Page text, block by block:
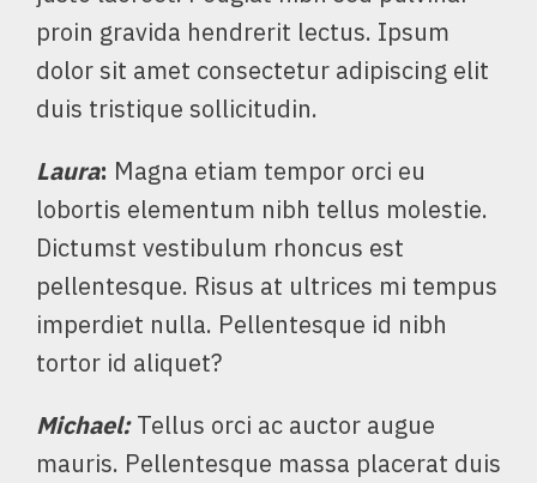
proin gravida hendrerit lectus. Ipsum
dolor sit amet consectetur adipiscing elit
duis tristique sollicitudin.
Laura: Magna etiam tempor orci eu
lobortis elementum nibh tellus molestie.
Dictumst vestibulum rhoncus est
pellentesque. Risus at ultrices mi tempus
imperdiet nulla. Pellentesque id nibh
tortor id aliquet?
Michael:Tellus orci ac auctor augue
mauris. Pellentesque massa placerat duis